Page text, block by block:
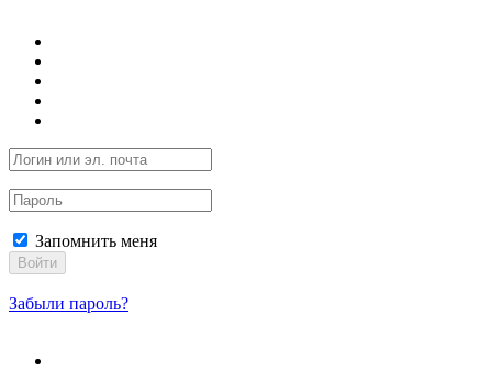
Запомнить меня
Войти
Забыли пароль?